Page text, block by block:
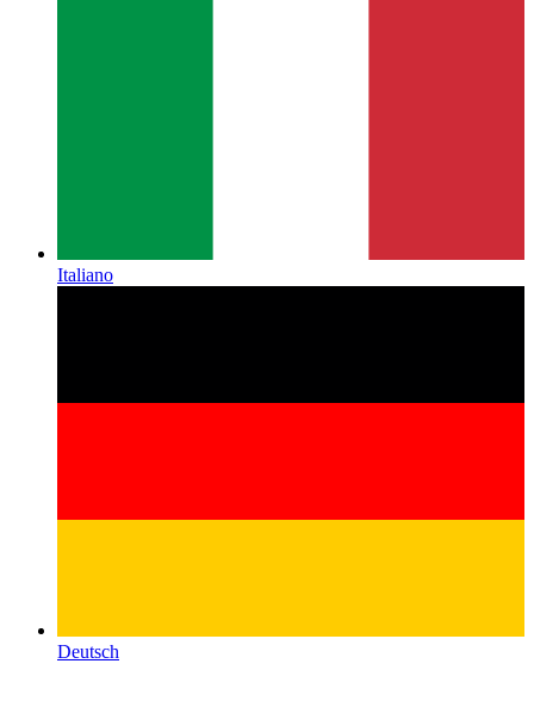
Italiano
Deutsch